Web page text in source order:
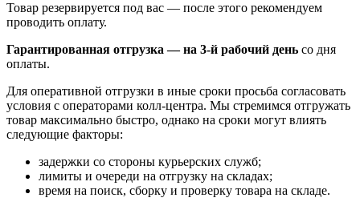
Товар резервируется под вас — после этого рекомендуем
проводить оплату.
Гарантированная отгрузка — на 3‑й рабочий день со дня
оплаты.
Для оперативной отгрузки в иные сроки просьба согласовать
условия с операторами колл‑центра. Мы стремимся отгружать
товар максимально быстро, однако на сроки могут влиять
следующие факторы:
задержки со стороны курьерских служб;
лимиты и очереди на отгрузку на складах;
время на поиск, сборку и проверку товара на складе.